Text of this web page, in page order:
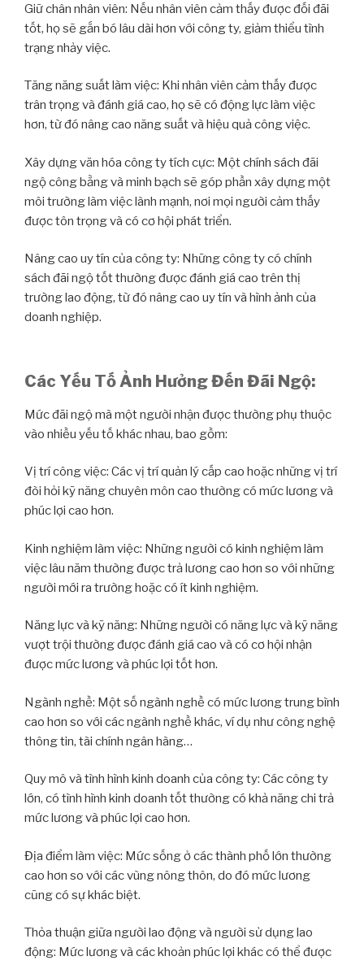
Giữ chân nhân viên: Nếu nhân viên cảm thấy được đối đãi
tốt, họ sẽ gắn bó lâu dài hơn với công ty, giảm thiểu tình
trạng nhảy việc.
Tăng năng suất làm việc: Khi nhân viên cảm thấy được
trân trọng và đánh giá cao, họ sẽ có động lực làm việc
hơn, từ đó nâng cao năng suất và hiệu quả công việc.
Xây dựng văn hóa công ty tích cực: Một chính sách đãi
ngộ công bằng và minh bạch sẽ góp phần xây dựng một
môi trường làm việc lành mạnh, nơi mọi người cảm thấy
được tôn trọng và có cơ hội phát triển.
Nâng cao uy tín của công ty: Những công ty có chính
sách đãi ngộ tốt thường được đánh giá cao trên thị
trường lao động, từ đó nâng cao uy tín và hình ảnh của
doanh nghiệp.
Các Yếu Tố Ảnh Hưởng Đến Đãi Ngộ:
Mức đãi ngộ mà một người nhận được thường phụ thuộc
vào nhiều yếu tố khác nhau, bao gồm:
Vị trí công việc: Các vị trí quản lý cấp cao hoặc những vị trí
đòi hỏi kỹ năng chuyên môn cao thường có mức lương và
phúc lợi cao hơn.
Kinh nghiệm làm việc: Những người có kinh nghiệm làm
việc lâu năm thường được trả lương cao hơn so với những
người mới ra trường hoặc có ít kinh nghiệm.
Năng lực và kỹ năng: Những người có năng lực và kỹ năng
vượt trội thường được đánh giá cao và có cơ hội nhận
được mức lương và phúc lợi tốt hơn.
Ngành nghề: Một số ngành nghề có mức lương trung bình
cao hơn so với các ngành nghề khác, ví dụ như công nghệ
thông tin, tài chính ngân hàng…
Quy mô và tình hình kinh doanh của công ty: Các công ty
lớn, có tình hình kinh doanh tốt thường có khả năng chi trả
mức lương và phúc lợi cao hơn.
Địa điểm làm việc: Mức sống ở các thành phố lớn thường
cao hơn so với các vùng nông thôn, do đó mức lương
cũng có sự khác biệt.
Thỏa thuận giữa người lao động và người sử dụng lao
động: Mức lương và các khoản phúc lợi khác có thể được